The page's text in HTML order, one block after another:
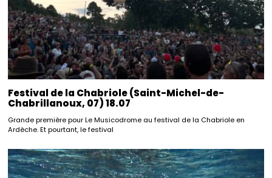
Festival de la Chabriole (Saint-Michel-de-
Chabrillanoux, 07) 18.07
Grande première pour Le Musicodrome au festival de la Chabriole en
Ardèche. Et pourtant, le festival